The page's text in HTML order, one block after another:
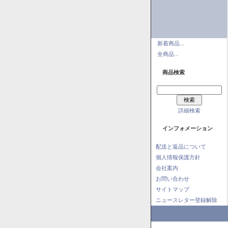
新着商品...
全商品...
商品検索
詳細検索
インフォメーション
配送と返品について
個人情報保護方針
会社案内
お問い合わせ
サイトマップ
ニュースレター登録解除